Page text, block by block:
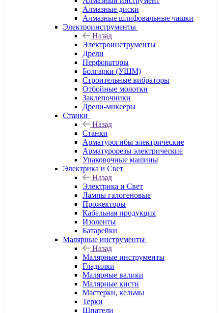
Алмазные диски
Алмазные шлифовальные чашки
Электроинструменты
Назад
Электроинструменты
Дрели
Перфораторы
Болгарки (УШМ)
Строительные вибраторы
Отбойные молотки
Заклепочники
Дрели-миксеры
Станки
Назад
Станки
Арматурогибы электрические
Арматурорезы электрические
Упаковочные машины
Электрика и Свет
Назад
Электрика и Свет
Лампы галогеновые
Прожекторы
Кабельная продукция
Изоленты
Батарейки
Малярные инструменты
Назад
Малярные инструменты
Гладилки
Малярные валики
Малярные кисти
Мастерки, кельмы
Терки
Шпатели